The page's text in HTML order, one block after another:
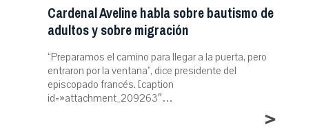
Cardenal Aveline habla sobre bautismo de
adultos y sobre migración
“Preparamos el camino para llegar a la puerta, pero
entraron por la ventana”, dice presidente del
episcopado francés. [caption
id=»attachment_209263″…
>